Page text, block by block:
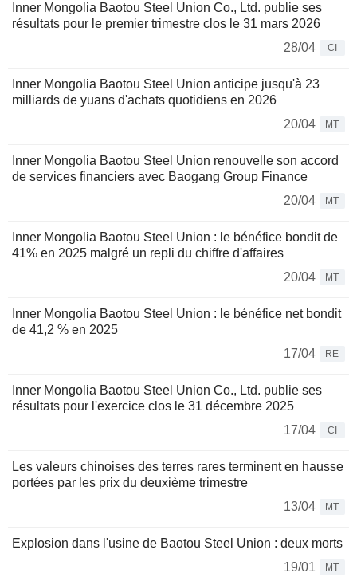
Inner Mongolia Baotou Steel Union Co., Ltd. publie ses
résultats pour le premier trimestre clos le 31 mars 2026
28/04
CI
Inner Mongolia Baotou Steel Union anticipe jusqu'à 23
milliards de yuans d'achats quotidiens en 2026
20/04
MT
Inner Mongolia Baotou Steel Union renouvelle son accord
de services financiers avec Baogang Group Finance
20/04
MT
Inner Mongolia Baotou Steel Union : le bénéfice bondit de
41% en 2025 malgré un repli du chiffre d'affaires
20/04
MT
Inner Mongolia Baotou Steel Union : le bénéfice net bondit
de 41,2 % en 2025
17/04
RE
Inner Mongolia Baotou Steel Union Co., Ltd. publie ses
résultats pour l'exercice clos le 31 décembre 2025
17/04
CI
Les valeurs chinoises des terres rares terminent en hausse
portées par les prix du deuxième trimestre
13/04
MT
Explosion dans l'usine de Baotou Steel Union : deux morts
19/01
MT